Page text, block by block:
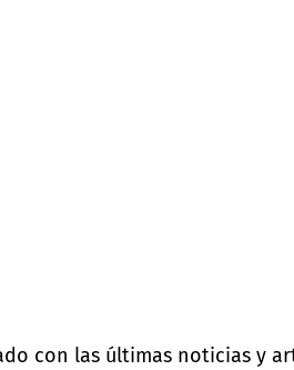
con las últimas noticias y